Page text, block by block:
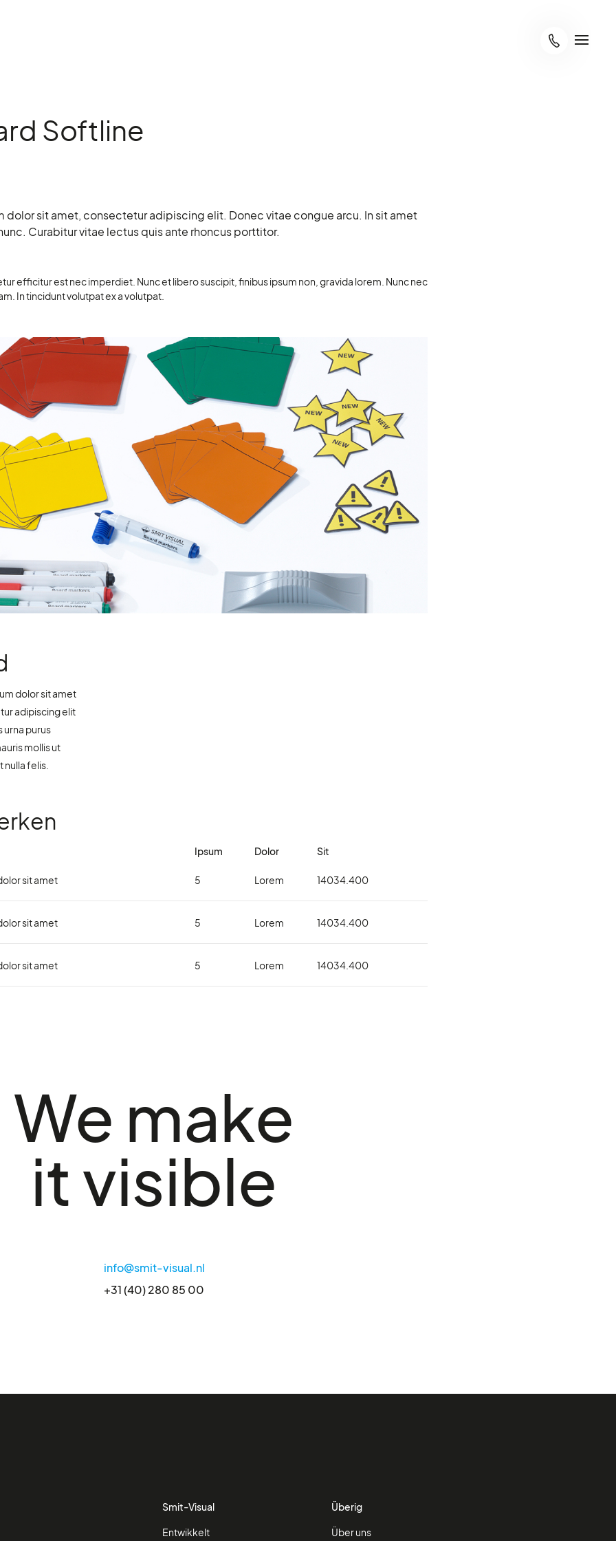
Softline
dolor sit amet, consectetur adipiscing elit. Donec vitae congue arcu. In sit amet
Curabitur vitae lectus quis ante rhoncus porttitor.
efficitur est nec imperdiet. Nunc et libero suscipit, finibus ipsum non, gravida lorem. Nunc nec
In tincidunt volutpat ex a volutpat.
dolor sit amet
adipiscing elit
urna purus
mollis ut
nulla felis.
Ipsum Dolor Sit
sit amet 5 Lorem 14034.400
sit amet 5 Lorem 14034.400
sit amet 5 Lorem 14034.400
We make
it visible
info@smit-visual.nl
+31 (40) 280 85 00
Smit-Visual
Entwikkelt
Überig
Über uns